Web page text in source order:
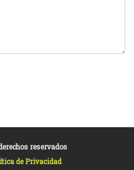
reservados
de Privacidad